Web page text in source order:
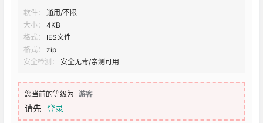
软件：
通用/不限
大小：
4KB
格式：
IES文件
格式：
zip
安全检测：
安全无毒/亲测可用
您当前的等级为 游客
请先 登录